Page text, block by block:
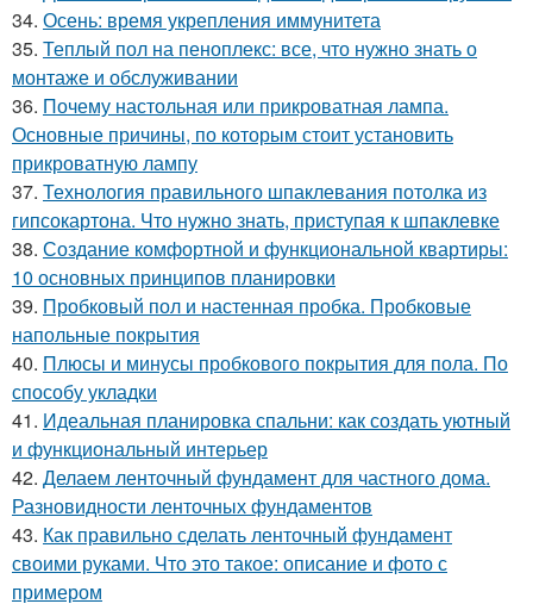
34. Осень: время укрепления иммунитета
35. Теплый пол на пеноплекс: все, что нужно знать о
монтаже и обслуживании
36. Почему настольная или прикроватная лампа.
Основные причины, по которым стоит установить
прикроватную лампу
37. Технология правильного шпаклевания потолка из
гипсокартона. Что нужно знать, приступая к шпаклевке
38. Создание комфортной и функциональной квартиры:
10 основных принципов планировки
39. Пробковый пол и настенная пробка. Пробковые
напольные покрытия
40. Плюсы и минусы пробкового покрытия для пола. По
способу укладки
41. Идеальная планировка спальни: как создать уютный
и функциональный интерьер
42. Делаем ленточный фундамент для частного дома.
Разновидности ленточных фундаментов
43. Как правильно сделать ленточный фундамент
своими руками. Что это такое: описание и фото с
примером